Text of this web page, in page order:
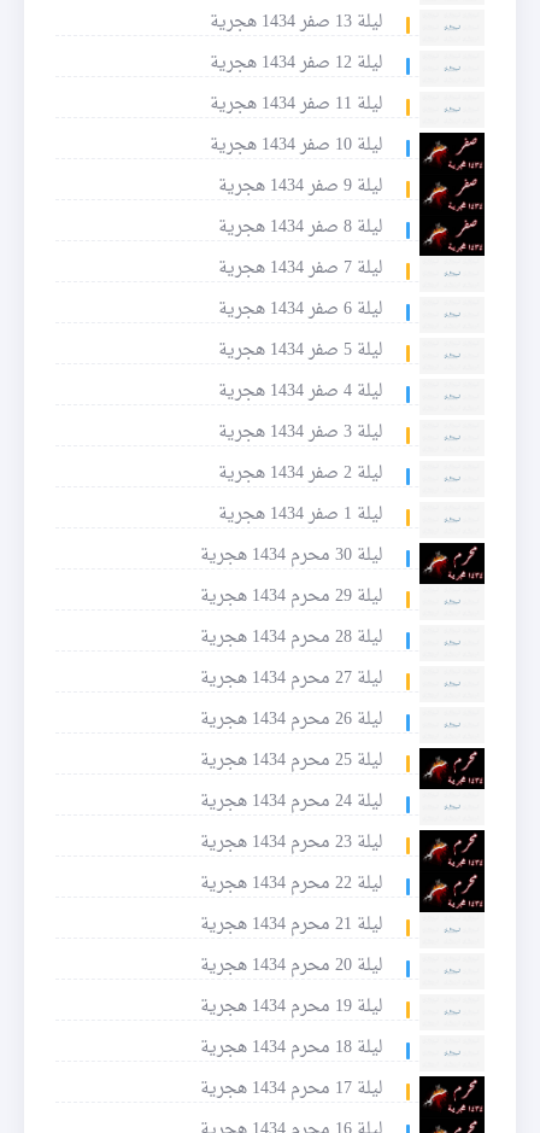
ليلة 13 صفر 1434 هجرية
ليلة 12 صفر 1434 هجرية
ليلة 11 صفر 1434 هجرية
ليلة 10 صفر 1434 هجرية
ليلة 9 صفر 1434 هجرية
ليلة 8 صفر 1434 هجرية
ليلة 7 صفر 1434 هجرية
ليلة 6 صفر 1434 هجرية
ليلة 5 صفر 1434 هجرية
ليلة 4 صفر 1434 هجرية
ليلة 3 صفر 1434 هجرية
ليلة 2 صفر 1434 هجرية
ليلة 1 صفر 1434 هجرية
ليلة 30 محرم 1434 هجرية
ليلة 29 محرم 1434 هجرية
ليلة 28 محرم 1434 هجرية
ليلة 27 محرم 1434 هجرية
ليلة 26 محرم 1434 هجرية
ليلة 25 محرم 1434 هجرية
ليلة 24 محرم 1434 هجرية
ليلة 23 محرم 1434 هجرية
ليلة 22 محرم 1434 هجرية
ليلة 21 محرم 1434 هجرية
ليلة 20 محرم 1434 هجرية
ليلة 19 محرم 1434 هجرية
ليلة 18 محرم 1434 هجرية
ليلة 17 محرم 1434 هجرية